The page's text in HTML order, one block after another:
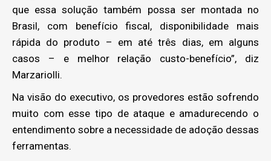
que essa solução também possa ser montada no
Brasil, com benefício fiscal, disponibilidade mais
rápida do produto – em até três dias, em alguns
casos – e melhor relação custo-benefício”, diz
Marzariolli.
Na visão do executivo, os provedores estão sofrendo
muito com esse tipo de ataque e amadurecendo o
entendimento sobre a necessidade de adoção dessas
ferramentas.